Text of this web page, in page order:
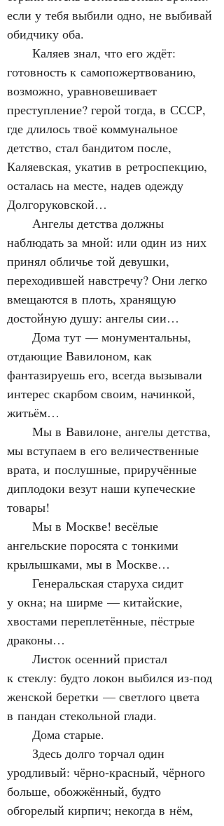
если у тебя выбили одно, не выбивай
обидчику оба.
Каляев знал, что его ждёт:
готовность к самопожертвованию,
возможно, уравновешивает
преступление? герой тогда, в СССР,
где длилось твоё коммунальное
детство, стал бандитом после,
Каляевская, укатив в ретроспекцию,
осталась на месте, надев одежду
Долгоруковской…
Ангелы детства должны
наблюдать за мной: или один из них
принял обличье той девушки,
переходившей навстречу? Они легко
вмещаются в плоть, хранящую
достойную душу: ангелы сии…
Дома тут — монументальны,
отдающие Вавилоном, как
фантазируешь его, всегда вызывали
интерес скарбом своим, начинкой,
житьём…
Мы в Вавилоне, ангелы детства,
мы вступаем в его величественные
врата, и послушные, приручённые
диплодоки везут наши купеческие
товары!
Мы в Москве! весёлые
ангельские поросята с тонкими
крылышками, мы в Москве…
Генеральская старуха сидит
у окна; на ширме — китайские,
хвостами переплетённые, пёстрые
драконы…
Листок осенний пристал
к стеклу: будто локон выбился из‑под
женской беретки — светлого цвета
в пандан стекольной глади.
Дома старые.
Здесь долго торчал один
уродливый: чёрно‑красный, чёрного
больше, обожжённый, будто
обгорелый кирпич; некогда в нём,